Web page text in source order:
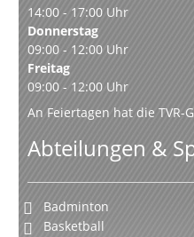
14:00 - 17:00 Uhr
Donnerstag
09:00 - 12:00 Uhr
Freitag
09:00 - 12:00 Uhr
An Feiertagen hat die TVR-
Abteilungen &
Badminton
Basketball